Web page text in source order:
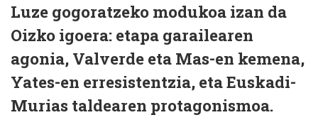
Luze gogoratzeko modukoa izan da
Oizko igoera: etapa garailearen
agonia, Valverde eta Mas-en kemena,
Yates-en erresistentzia, eta Euskadi-
Murias taldearen protagonismoa.